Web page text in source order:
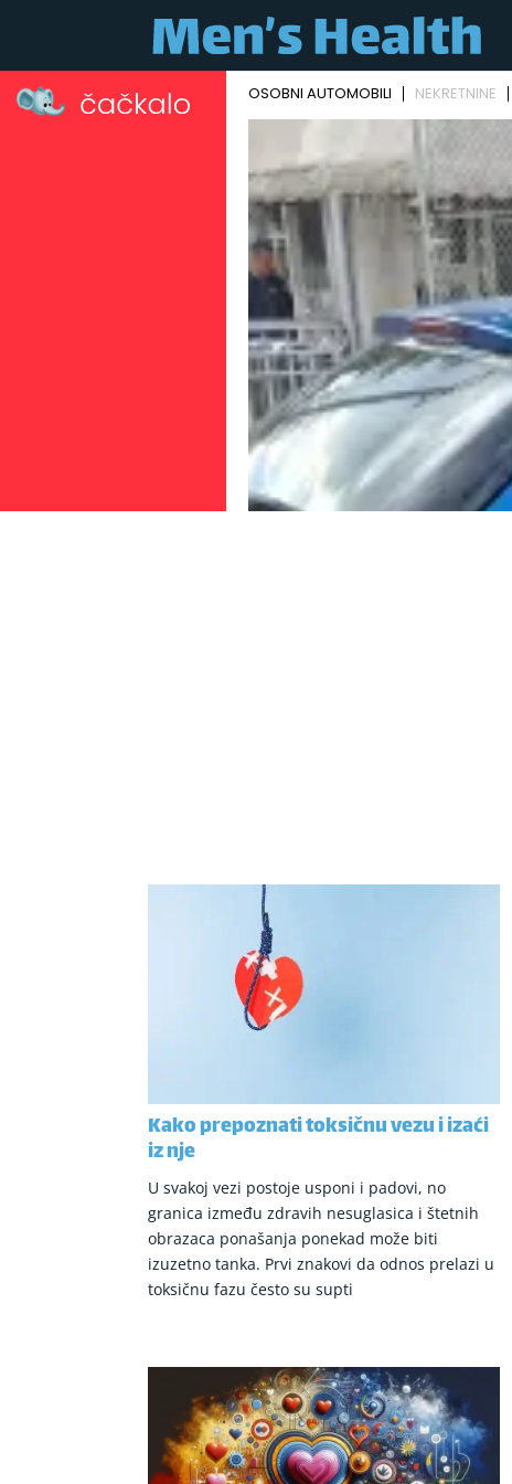
Kako prepoznati toksičnu vezu i izaći
iz nje
U svakoj vezi postoje usponi i padovi, no
granica između zdravih nesuglasica i štetnih
obrazaca ponašanja ponekad može biti
izuzetno tanka. Prvi znakovi da odnos prelazi u
toksičnu fazu često su supti